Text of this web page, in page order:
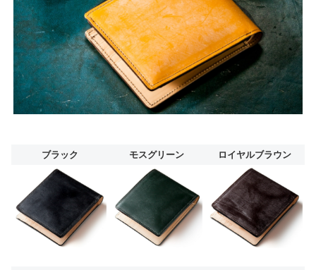
ブラック モスグリーン ロイヤルブラウン